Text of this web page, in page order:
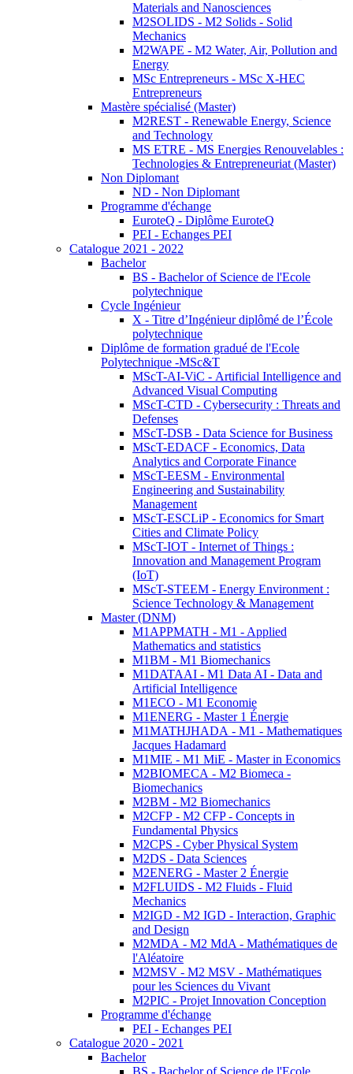
Materials and Nanosciences
M2SOLIDS - M2 Solids - Solid
Mechanics
M2WAPE - M2 Water, Air, Pollution and
Energy
MSc Entrepreneurs - MSc X-HEC
Entrepreneurs
Mastère spécialisé (Master)
M2REST - Renewable Energy, Science
and Technology
MS ETRE - MS Energies Renouvelables :
Technologies & Entrepreneuriat (Master)
Non Diplomant
ND - Non Diplomant
Programme d'échange
EuroteQ - Diplôme EuroteQ
PEI - Echanges PEI
Catalogue 2021 - 2022
Bachelor
BS - Bachelor of Science de l'Ecole
polytechnique
Cycle Ingénieur
X - Titre d’Ingénieur diplômé de l’École
polytechnique
Diplôme de formation gradué de l'Ecole
Polytechnique -MSc&T
MScT-AI-ViC - Artificial Intelligence and
Advanced Visual Computing
MScT-CTD - Cybersecurity : Threats and
Defenses
MScT-DSB - Data Science for Business
MScT-EDACF - Economics, Data
Analytics and Corporate Finance
MScT-EESM - Environmental
Engineering and Sustainability
Management
MScT-ESCLiP - Economics for Smart
Cities and Climate Policy
MScT-IOT - Internet of Things :
Innovation and Management Program
(IoT)
MScT-STEEM - Energy Environment :
Science Technology & Management
Master (DNM)
M1APPMATH - M1 - Applied
Mathematics and statistics
M1BM - M1 Biomechanics
M1DATAAI - M1 Data AI - Data and
Artificial Intelligence
M1ECO - M1 Economie
M1ENERG - Master 1 Énergie
M1MATHJHADA - M1 - Mathematiques
Jacques Hadamard
M1MIE - M1 MiE - Master in Economics
M2BIOMECA - M2 Biomeca -
Biomechanics
M2BM - M2 Biomechanics
M2CFP - M2 CFP - Concepts in
Fundamental Physics
M2CPS - Cyber Physical System
M2DS - Data Sciences
M2ENERG - Master 2 Énergie
M2FLUIDS - M2 Fluids - Fluid
Mechanics
M2IGD - M2 IGD - Interaction, Graphic
and Design
M2MDA - M2 MdA - Mathématiques de
l'Aléatoire
M2MSV - M2 MSV - Mathématiques
pour les Sciences du Vivant
M2PIC - Projet Innovation Conception
Programme d'échange
PEI - Echanges PEI
Catalogue 2020 - 2021
Bachelor
BS - Bachelor of Science de l'Ecole